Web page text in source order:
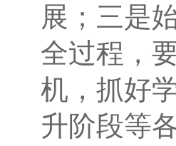
展；三是
全过程，
机，抓好
升阶段等